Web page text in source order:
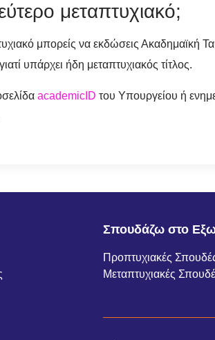
μεταπτυχιακό;
μπορείς να εκδώσεις Ακαδημαϊκή
υπάρχει ήδη μεταπτυχιακός τίτλος.
academicID του Υπουργείου ή
Σπουδάζω στο
Προπτυχιακές
Μεταπτυχιακές